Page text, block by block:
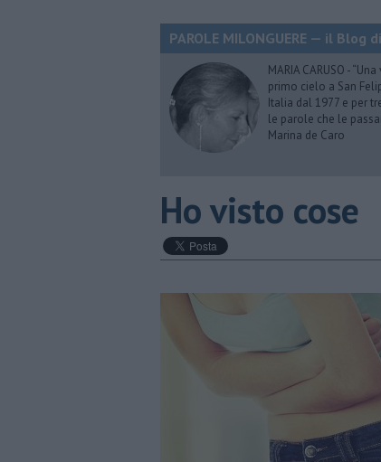
PAROLE MILONGUERE — il Blog
MARIA CARUSO -
primo cielo a San
Italia dal 1977 e per
le parole che le
Marina de Caro
Ho visto cose